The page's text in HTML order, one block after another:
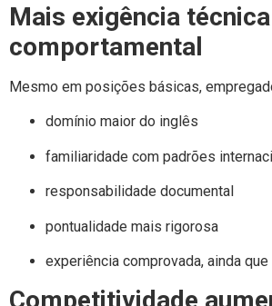
Mais exigência
comportamental
Mesmo em posições básicas,
domínio maior do inglês
familiaridade com padrões
responsabilidade documental
pontualidade mais rigorosa
experiência comprovada, ainda